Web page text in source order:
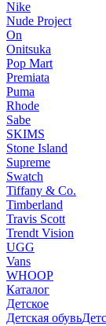
Nike
Nude Project
On
Onitsuka
Pop Mart
Premiata
Puma
Rhode
Sabe
SKIMS
Stone Island
Supreme
Swatch
Tiffany & Co.
Timberland
Travis Scott
Trendt Vision
UGG
Vans
WHOOP
Каталог
Детское
Детская обувь